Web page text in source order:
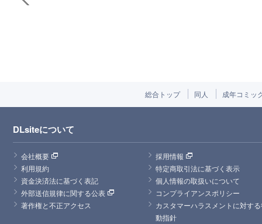
総合トップ 同人 成年コミッ
DLsiteについて
会社概要
採用情報
利用規約
特定商取引法に基づく表示
資金決済法に基づく表記
個人情報の取扱いについて
外部送信規律に関する公表
コンプライアンスポリシー
著作権と不正アクセス
カスタマーハラスメントに対す
動指針